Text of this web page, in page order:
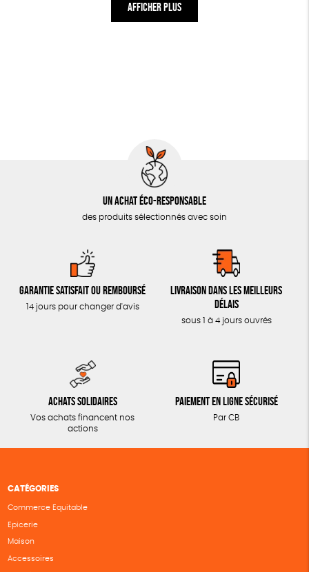
AFFICHER PLUS
Un achat éco-responsable
des produits sélectionnés avec soin
Garantie satisfait ou remboursé
14 jours pour changer d'avis
Livraison dans les meilleurs
délais
sous 1 à 4 jours ouvrés
Achats solidaires
Vos achats financent nos
actions
Paiement en ligne sécurisé
Par CB
CATÉGORIES
Commerce Equitable
Epicerie
Maison
Accessoires